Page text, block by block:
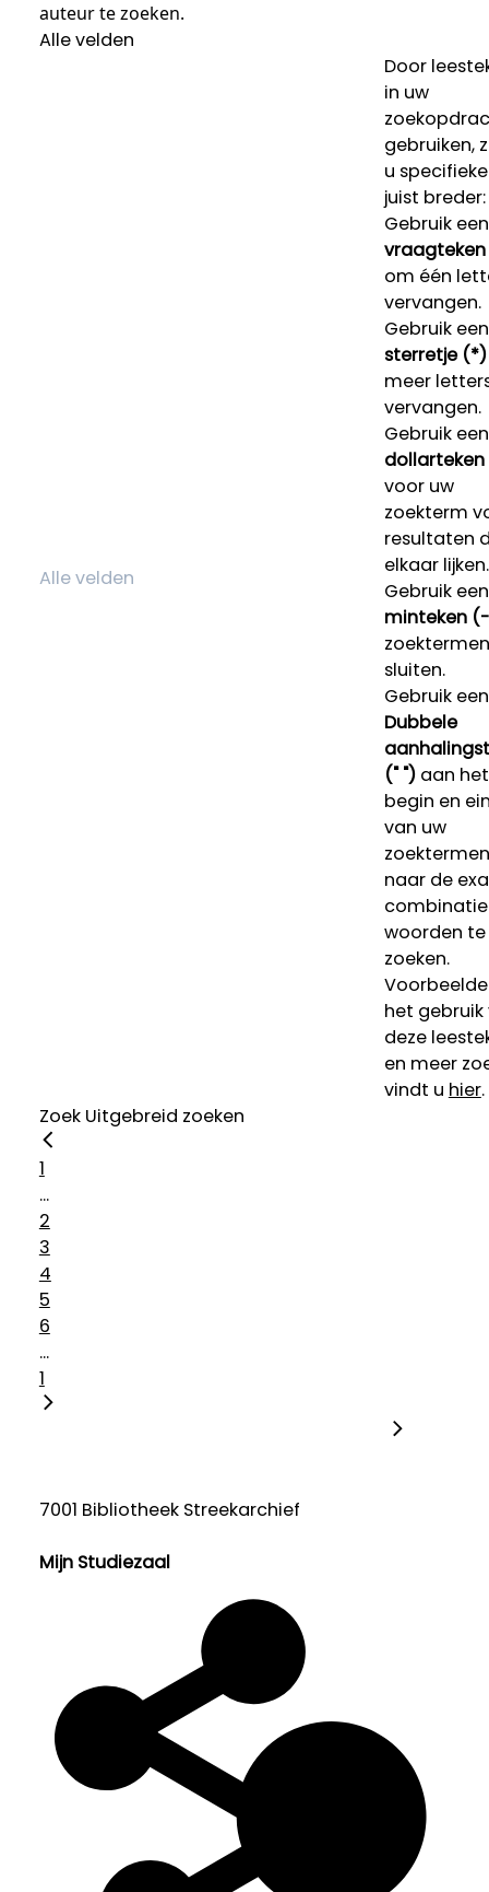
auteur te zoeken.
Alle velden
Door
in uw
gebruiken,
u
juist breder:
Gebruik een
om één
vervangen.
Gebruik een
sterretje (*)
meer
vervangen.
Gebruik een
voor uw
zoekterm
resultaten
elkaar lijken.
Gebruik een
minteken
sluiten.
Gebruik een
Dubbele
(" ")aan het
begin en
van uw
naar de
woorden te
zoeken.
het gebruik
deze
en meer
vindt u hier.
Zoek Uitgebreid zoeken
1
...
2
3
4
5
6
...
1
7001 Bibliotheek Streekarchief
Mijn Studiezaal